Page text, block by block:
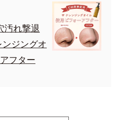
汚れ撃退
ジングオ
フター